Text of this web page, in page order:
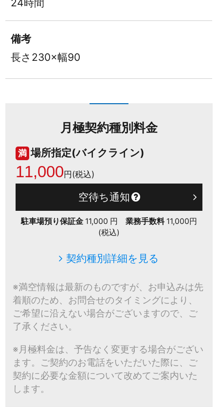
24時間
備考
長さ230×幅90
月極契約種別料金
満 場所指定(バイクライン)
11,000円(税込)
空待ち通知
駐車場預り保証金 11,000 円 業務手数料 11,000円
(税込)
契約種別詳細を見る
※満空情報は最新のものですが、お申込みは先
着順のため、お問合せのタイミングにより、
ご希望に沿えない場合がございますので、ご
了承ください。
※月極料金は、予告なく変更する場合がござい
ます。ご契約のお電話をいただいた際に、ご
契約に必要な金額について改めてご案内いた
します。